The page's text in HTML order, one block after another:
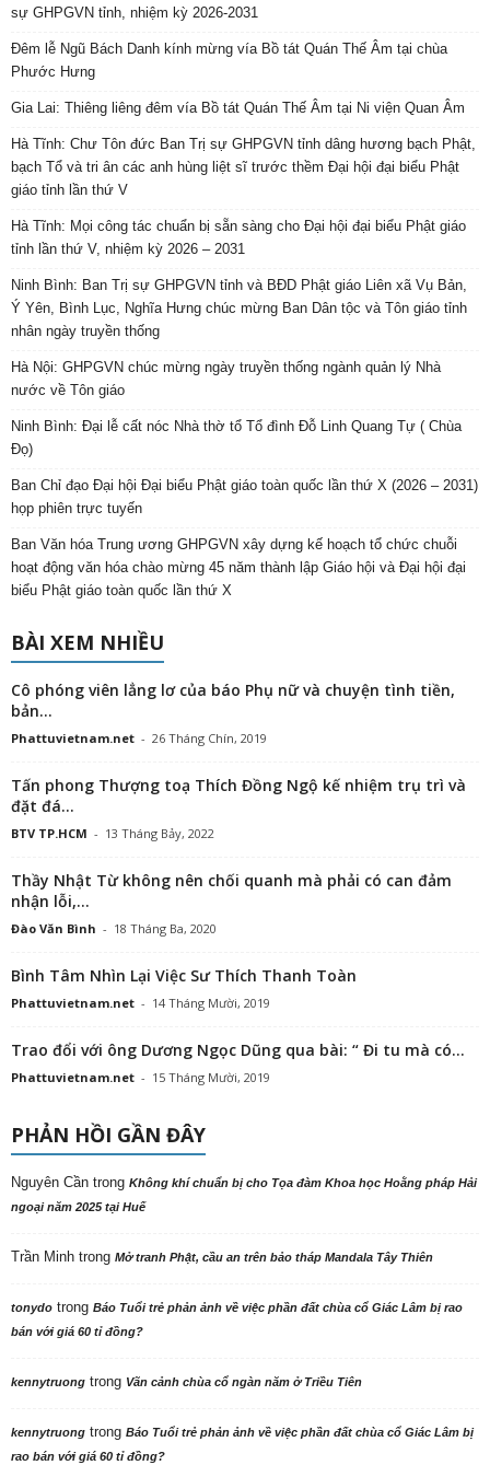
sự GHPGVN tỉnh, nhiệm kỳ 2026-2031
Đêm lễ Ngũ Bách Danh kính mừng vía Bồ tát Quán Thế Âm tại chùa
Phước Hưng
Gia Lai: Thiêng liêng đêm vía Bồ tát Quán Thế Âm tại Ni viện Quan Âm
Hà Tĩnh: Chư Tôn đức Ban Trị sự GHPGVN tỉnh dâng hương bạch Phật,
bạch Tổ và tri ân các anh hùng liệt sĩ trước thềm Đại hội đại biểu Phật
giáo tỉnh lần thứ V
Hà Tĩnh: Mọi công tác chuẩn bị sẵn sàng cho Đại hội đại biểu Phật giáo
tỉnh lần thứ V, nhiệm kỳ 2026 – 2031
Ninh Bình: Ban Trị sự GHPGVN tỉnh và BĐD Phật giáo Liên xã Vụ Bản,
Ý Yên, Bình Lục, Nghĩa Hưng chúc mừng Ban Dân tộc và Tôn giáo tỉnh
nhân ngày truyền thống
Hà Nội: GHPGVN chúc mừng ngày truyền thống ngành quản lý Nhà
nước về Tôn giáo
Ninh Bình: Đại lễ cất nóc Nhà thờ tổ Tổ đình Đỗ Linh Quang Tự ( Chùa
Đọ)
Ban Chỉ đạo Đại hội Đại biểu Phật giáo toàn quốc lần thứ X (2026 – 2031)
họp phiên trực tuyến
Ban Văn hóa Trung ương GHPGVN xây dựng kế hoạch tổ chức chuỗi
hoạt động văn hóa chào mừng 45 năm thành lập Giáo hội và Đại hội đại
biểu Phật giáo toàn quốc lần thứ X
BÀI XEM NHIỀU
Cô phóng viên lẳng lơ của báo Phụ nữ và chuyện tình tiền,
bản...
Phattuvietnam.net - 26 Tháng Chín, 2019
Tấn phong Thượng toạ Thích Đồng Ngộ kế nhiệm trụ trì và
đặt đá...
BTV TP.HCM - 13 Tháng Bảy, 2022
Thầy Nhật Từ không nên chối quanh mà phải có can đảm
nhận lỗi,...
Đào Văn Bình - 18 Tháng Ba, 2020
Bình Tâm Nhìn Lại Việc Sư Thích Thanh Toàn
Phattuvietnam.net - 14 Tháng Mười, 2019
Trao đổi với ông Dương Ngọc Dũng qua bài: “ Đi tu mà có...
Phattuvietnam.net - 15 Tháng Mười, 2019
PHẢN HỒI GẦN ĐÂY
Nguyên Cần trong Không khí chuẩn bị cho Tọa đàm Khoa học Hoằng pháp Hải
ngoại năm 2025 tại Huế
Trần Minh trong Mở tranh Phật, cầu an trên bảo tháp Mandala Tây Thiên
tonydo trong Báo Tuổi trẻ phản ảnh về việc phần đất chùa cổ Giác Lâm bị rao
bán với giá 60 tỉ đồng?
kennytruong trong Vãn cảnh chùa cổ ngàn năm ở Triều Tiên
kennytruong trong Báo Tuổi trẻ phản ảnh về việc phần đất chùa cổ Giác Lâm bị
rao bán với giá 60 tỉ đồng?